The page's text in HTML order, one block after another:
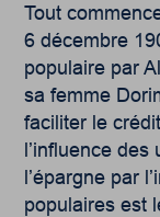
Tout
6 décembre
populaire par
sa femme
faciliter le
l’influence
l’épargne par
populaires est